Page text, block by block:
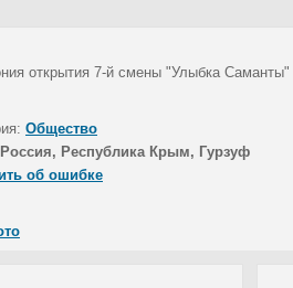
открытия 7-й смены "Улыбка
Общество
Россия, Республика Крым, Гурзуф
об ошибке